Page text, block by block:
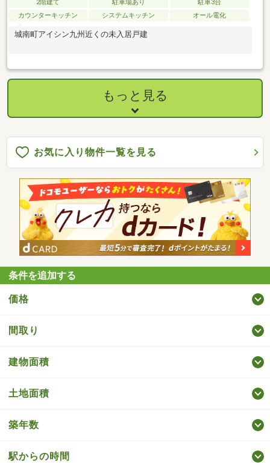
2階建て 駐車場あり
駐車3台
カウンターキッチン
システムキッチン オール電化
城南町アイシン九州近くの未入居戸建
もっと見る
お気に入り物件一覧を見る
条件を追加する
価格
間取り
建物面積
土地面積
築年数
駅からの時間